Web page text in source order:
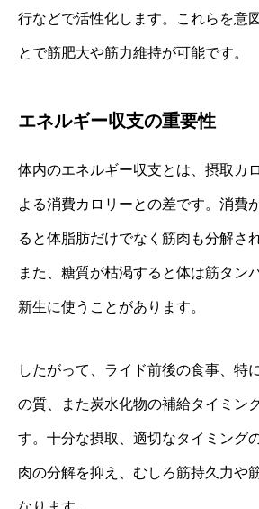
行などで活性化します。これらを意
とで筋肥大や筋力維持が可能です。
エネルギー収支の重要性
体内のエネルギー収支とは、摂取カ
よる消費カロリーとの差です。消費
ると体脂肪だけでなく筋肉も分解さ
また、糖質が枯渇すると体は筋タン
新生に使うことがあります。
したがって、ライド前後の食事、特
の質、また炭水化物の補給タイミン
す。十分な摂取、適切なタイミング
肉の分解を抑え、むしろ筋持久力や